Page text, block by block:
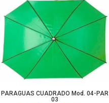
PARAGUAS CUADRADO Mod. 04-PAR
03